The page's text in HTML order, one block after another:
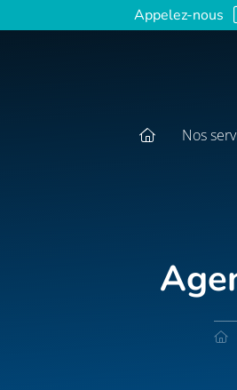
Appelez-nous
Nos